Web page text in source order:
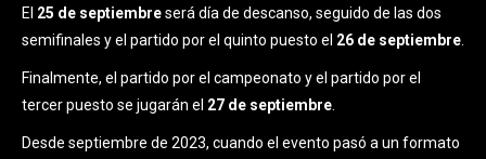
El 25 de septiembreserá día de descanso, seguido de las dos
semifinales y el partido por el quinto puesto el 26 de septiembre
Finalmente, el partido por el campeonato y el partido por el
tercer puesto se jugarán el 27 de septiembre
Desde septiembre de 2023, cuando el evento pasó a un formato